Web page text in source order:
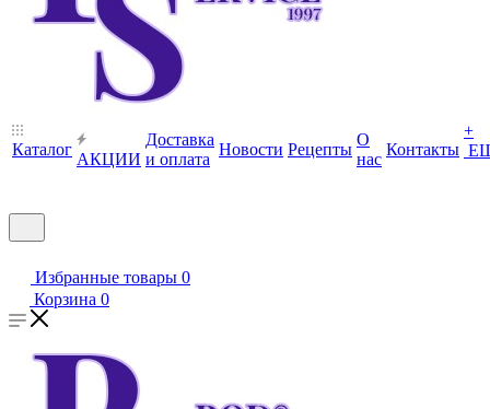
Каталог
АКЦИИ
Доставка
и оплата
Новости Рецепты
О
нас
Контакты
+
Избранные товары 0
Корзина 0